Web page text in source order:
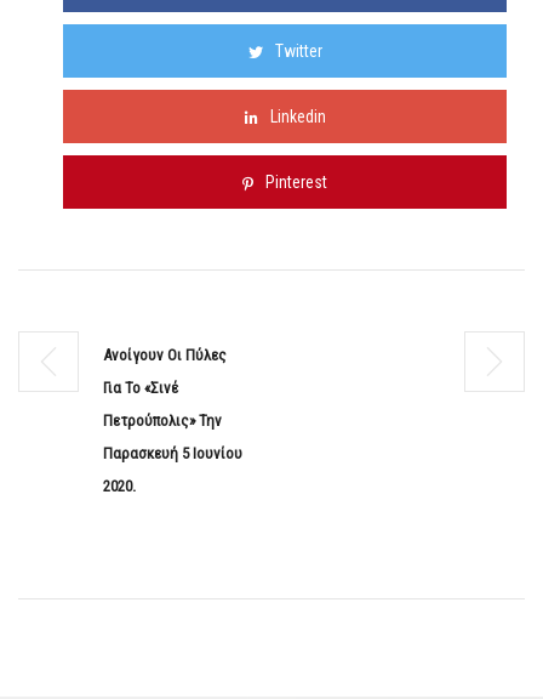
Twitter
Linkedin
Pinterest
Ανοίγουν Οι Πύλες
Για Το «Σινέ
Πετρούπολις» Την
Παρασκευή 5 Ιουνίου
2020.